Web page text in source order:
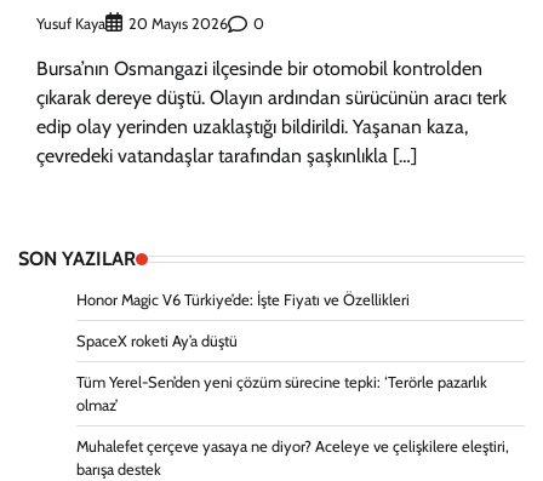
Yusuf Kaya 20 Mayıs 2026 0
Bursa’nın Osmangazi ilçesinde bir otomobil kontrolden
çıkarak dereye düştü. Olayın ardından sürücünün aracı terk
edip olay yerinden uzaklaştığı bildirildi. Yaşanan kaza,
çevredeki vatandaşlar tarafından şaşkınlıkla […]
SON YAZILAR
Honor Magic V6 Türkiye’de: İşte Fiyatı ve Özellikleri
SpaceX roketi Ay’a düştü
Tüm Yerel-Sen’den yeni çözüm sürecine tepki: ‘Terörle pazarlık
olmaz’
Muhalefet çerçeve yasaya ne diyor? Aceleye ve çelişkilere eleştiri,
barışa destek